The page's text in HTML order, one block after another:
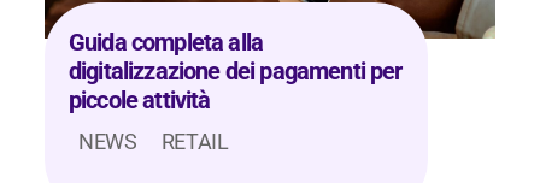
Guida completa alla
digitalizzazione dei pagamenti per
piccole attività
NEWS RETAIL